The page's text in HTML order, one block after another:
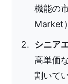
機能の
Market
シニア
高単価
割いて